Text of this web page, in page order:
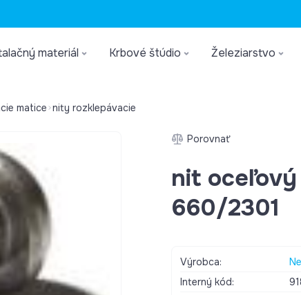
materiál Krbové štúdio Železiarstvo
matice nity rozklepávacie
Porovnať
nit oceľový
660/2301
Výrobca:
Interný kód: